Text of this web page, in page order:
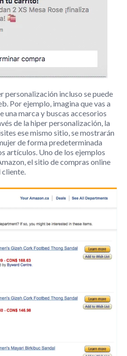
personalización incluso se puede
Por ejemplo, imagina que vas a
una marca y buscas accesorios
de la hiper personalización, la
ese mismo sitio, se mostrarán
de forma predeterminada
artículos. Uno de los ejemplos
el sitio de compras online
cliente.